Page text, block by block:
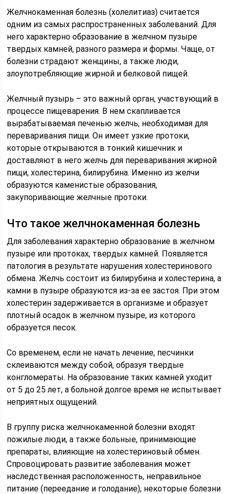
Желчнокаменная болезнь (холелитиаз) считается
одним из самых распространенных заболеваний. Для
него характерно образование в желчном пузыре
твердых камней, разного размера и формы. Чаще, от
болезни страдают женщины, а также люди,
злоупотребляющие жирной и белковой пищей.
Желчный пузырь – это важный орган, участвующий в
процессе пищеварения. В нем скапливается
вырабатываемая печенью желчь, необходимая для
переваривания пищи. Он имеет узкие протоки,
которые открываются в тонкий кишечник и
доставляют в него желчь для переваривания жирной
пищи, холестерина, билирубина. Именно из желчи
образуются каменистые образования,
закупоривающие желчные протоки.
Что такое желчнокаменная болезнь
Для заболевания характерно образование в желчном
пузыре или протоках, твердых камней. Появляется
патология в результате нарушения холестеринового
обмена. Желчь состоит из билирубина и холестерина, а
камни в пузыре образуются из-за ее застоя. При этом
холестерин задерживается в организме и образует
плотный осадок в желчном пузыре, из которого
образуется песок.
Со временем, если не начать лечение, песчинки
склеиваются между собой, образуя твердые
конгломераты. На образование таких камней уходит
от 5 до 25 лет, а больной долгое время не испытывает
неприятных ощущений.
В группу риска желчнокаменной болезни входят
пожилые люди, а также больные, принимающие
препараты, влияющие на холестериновый обмен.
Спровоцировать развитие заболевания может
наследственная расположенность, неправильное
питание (переедание и голодание), некоторые болезни